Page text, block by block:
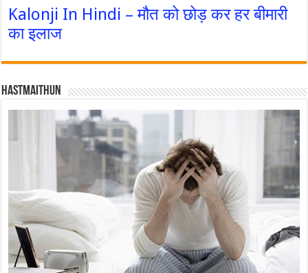
Kalonji In Hindi – मौत को छोड़ कर हर बीमारी
का इलाज
Hastmaithun